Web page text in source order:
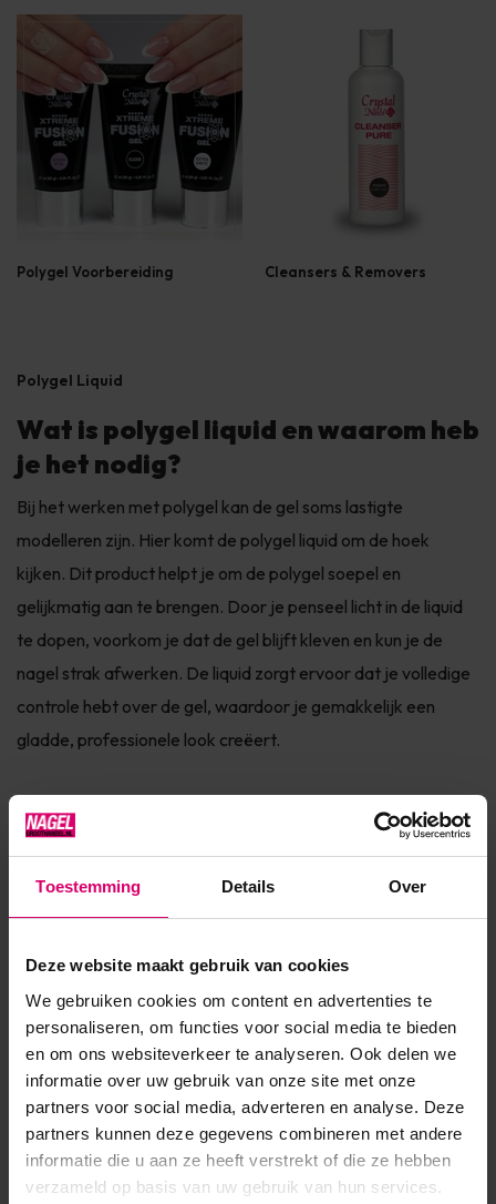
Toestemming Details Over
Deze website maakt gebruik van cookies
We gebruiken cookies om content en advertenties te
personaliseren, om functies voor social media te bieden
en om ons websiteverkeer te analyseren. Ook delen we
informatie over uw gebruik van onze site met onze
partners voor social media, adverteren en analyse. Deze
partners kunnen deze gegevens combineren met andere
informatie die u aan ze heeft verstrekt of die ze hebben
verzameld op basis van uw gebruik van hun services.
Polygel Voorbereiding Cleansers & Removers
Polygel Liquid
Wat is polygel liquid en waarom heb
je het nodig?
Bij het werken met polygel kan de gel soms lastigte
modelleren zijn. Hier komt de polygel liquid om de hoek
kijken. Dit product helpt je om de polygel soepel en
gelijkmatig aan te brengen. Door je penseel licht in de liquid
te dopen, voorkom je dat de gel blijft kleven en kun je de
nagel strak afwerken. De liquid zorgt ervoor dat je volledige
controle hebt over de gel, waardoor je gemakkelijk een
gladde, professionele look creëert.
Hoe gebruik je polygel liquid?
Bij het gebruik van polygel liquid is het belangrijk om de juiste
wat ten koste gaat van de stevigheid. Werk altijd met kleine
hoeveelheden liquid om de gel geleidelijk te modelleren. Zo
behoud je de controle en voorkom je dat de polygel zijn vorm
verliest. Begin met een beetje liquid en voeg indien nodig
meer toe.